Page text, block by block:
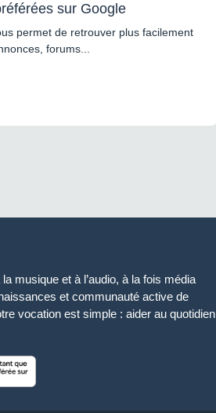
sur Google
permet de retrouver plus facilement
forums...
musique et à l’audio, à la fois média
et communauté active de
vocation est simple : aider au quotidien